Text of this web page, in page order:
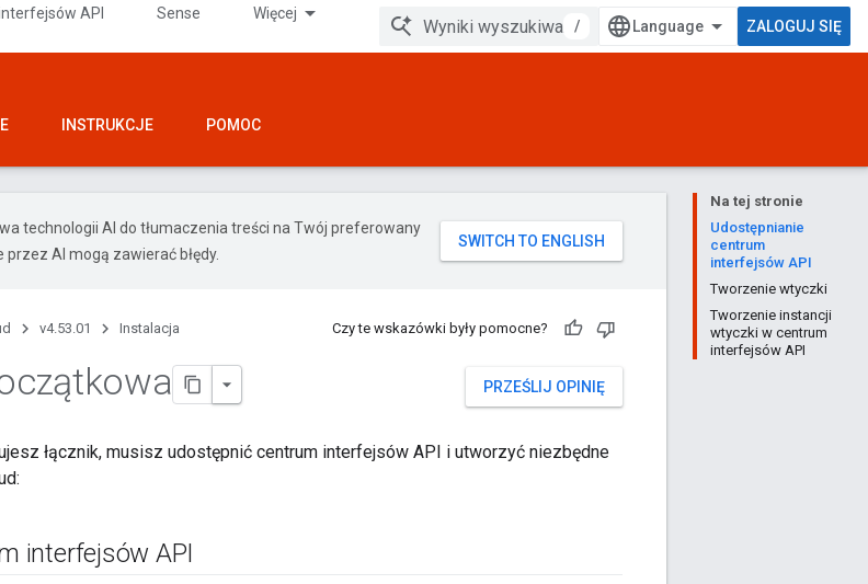
API Sense Więcej
/ ZALOGUJ SIĘ
INSTRUKCJE POMOC
Na tej stronie
Udostępnianie
centrum
interfejsów API
Tworzenie wtyczki
Tworzenie instancji
wtyczki w centrum
interfejsów API
technologii AI do tłumaczenia treści na Twój preferowany
AI mogą zawierać błędy.
v4.53.01 Instalacja Czy te wskazówki były pomocne?
PRZEŚLIJ OPINIĘ
łącznik, musisz udostępnić centrum interfejsów API i utworzyć niezbędne
interfejsów API